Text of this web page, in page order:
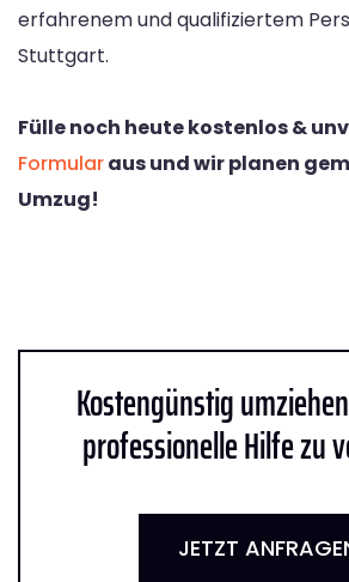
erfahrenem und qualifiziertem
Stuttgart.
Fülle noch heute kostenlos &
Formularaus und wir planen
Umzug!
Kostengünstig
professionelle Hilfe zu
JETZT